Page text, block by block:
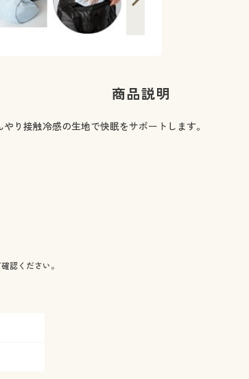
商品説明
り接触冷感の生地で快眠をサポートします。
認ください。